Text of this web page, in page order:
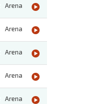
Arena
Arena
Arena
Arena
Arena